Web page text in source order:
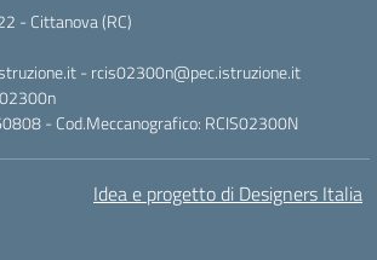
- Cittanova (RC)
- rcis02300n@pec.istruzione.it
- Cod.Meccanografico: RCIS02300N
Idea e progetto di Designers Italia